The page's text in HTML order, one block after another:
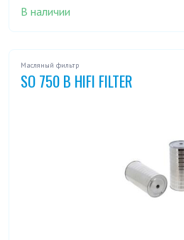
В наличии
Масляный фильтр
SO 750 B HIFI FILTER